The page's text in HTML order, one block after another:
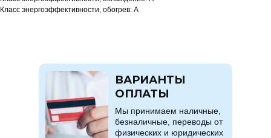
Класс энергоэффективности, обогрев: A
Мы принимаем наличные,
безналичные, переводы от
физических и юридических
ВАРИАНТЫ
ОПЛАТЫ